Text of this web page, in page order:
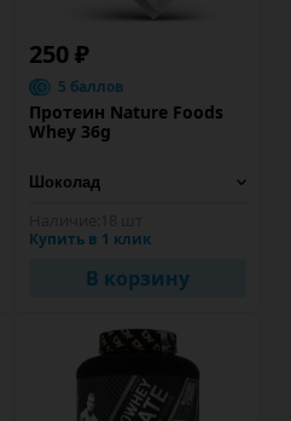
250 ₽
5 баллов
Протеин Nature Foods
Whey 36g
Купить в 1 клик
В корзину